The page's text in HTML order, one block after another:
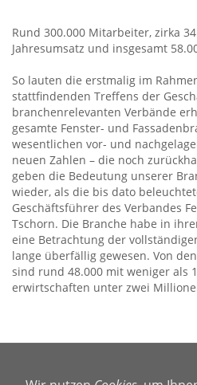
Rund 300.000 Mitarbeiter, zirka
Jahresumsatz und insgesamt
So lauten die erstmalig im
stattfindenden Treffens der
branchenrelevanten Verbände
gesamte Fenster- und
wesentlichen vor- und
neuen Zahlen – die noch
geben die Bedeutung unserer
wieder, als die bis dato
Geschäftsführer des Verbandes
Tschorn. Die Branche habe in
eine Betrachtung der
lange überfällig gewesen. Von
sind rund 48.000 mit weniger als
erwirtschaften unter zwei